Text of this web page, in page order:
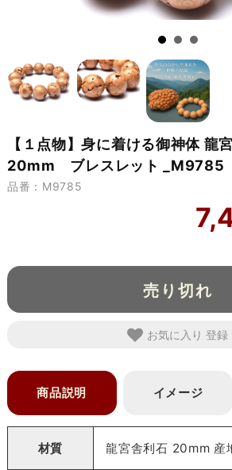
【１点物】身に着ける御神体 龍
20mm ブレスレット _M9785
品番：M9785
売り切れ
お気に入り
商品説明 イメージ
材質 龍宮舎利石 20mm 産